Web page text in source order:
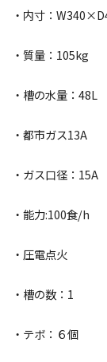
・内寸：
・質量：105kg
・槽の水量：48L
・都市ガス13A
・ガス口径：15A
・能力:100食/h
・圧電点火
・槽の数：1
・テボ：６個